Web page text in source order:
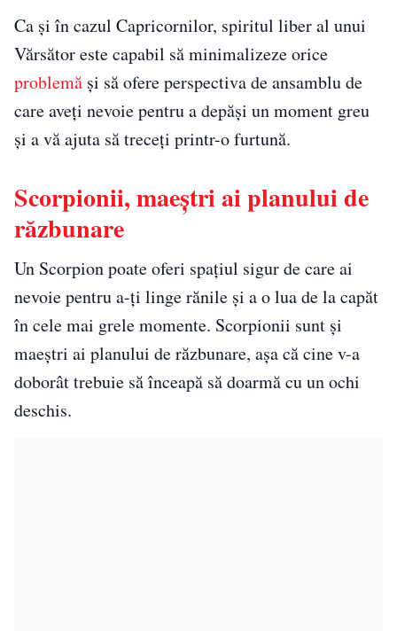
Ca și în cazul Capricornilor, spiritul liber al unui
Vărsător este capabil să minimalizeze orice
problemă și să ofere perspectiva de ansamblu de
care aveți nevoie pentru a depăși un moment greu
și a vă ajuta să treceți printr-o furtună.
Scorpionii, maeștri ai planului de
răzbunare
Un Scorpion poate oferi spațiul sigur de care ai
nevoie pentru a-ți linge rănile și a o lua de la capăt
în cele mai grele momente. Scorpionii sunt și
maeștri ai planului de răzbunare, așa că cine v-a
doborât trebuie să înceapă să doarmă cu un ochi
deschis.